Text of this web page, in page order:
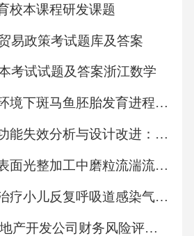
校本课程研发课题
易政策考试题库及答案
考试试题及答案浙江数学
模拟微重力环境下斑马鱼胚胎发育进程及microRNA表达的关联性探究
模块化产品功能失效分析与设计改进：理论、实践与创新
模具结构化表面光整加工中磨粒流湍流调控与加工机理深度剖析
槐杞黄颗粒治疗小儿反复呼吸道感染气阴两虚证的临床探究与成效分析
榆林市TF房地产开发公司财务风险评估与防范：基于市场与企业双视角的剖析